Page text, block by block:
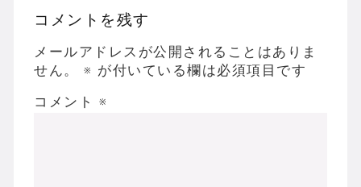
Powered by livedoor 相互RSS
コメントを残す
メールアドレスが公開されることはありま
せん。
※ が付いている欄は必須項目です
コメント ※